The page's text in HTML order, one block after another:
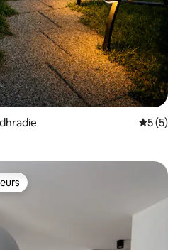
5 (5)
les plus appréciés